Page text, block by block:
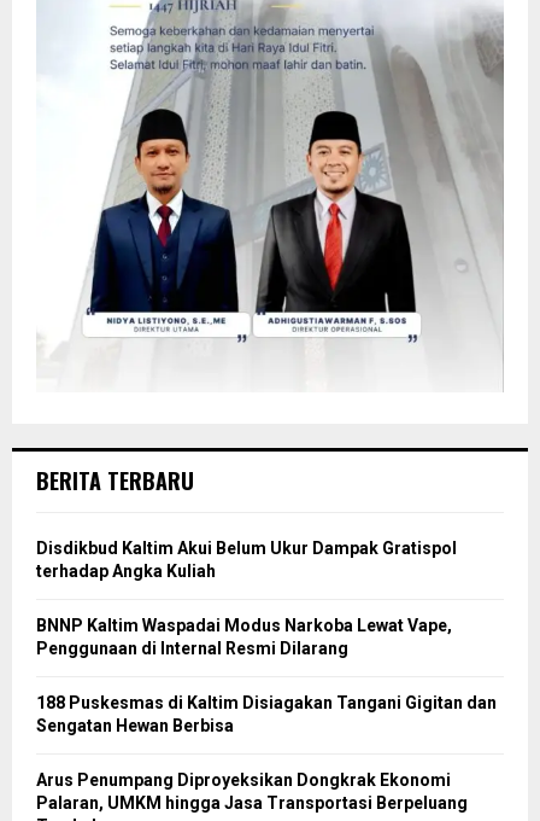
BERITA TERBARU
Disdikbud Kaltim Akui Belum Ukur Dampak Gratispol
terhadap Angka Kuliah
BNNP Kaltim Waspadai Modus Narkoba Lewat Vape,
Penggunaan di Internal Resmi Dilarang
188 Puskesmas di Kaltim Disiagakan Tangani Gigitan dan
Sengatan Hewan Berbisa
Arus Penumpang Diproyeksikan Dongkrak Ekonomi
Palaran, UMKM hingga Jasa Transportasi Berpeluang